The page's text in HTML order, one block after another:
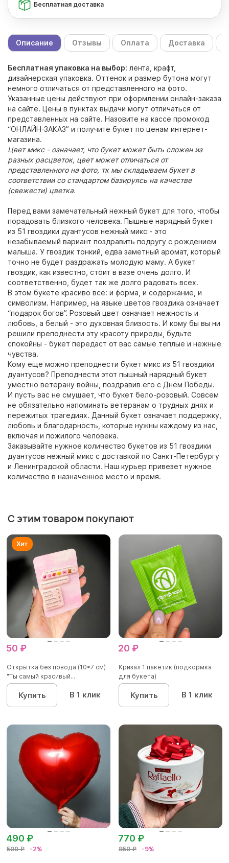
Бесплатная доставка
Описание Отзывы Оплата Доставка
Бесплатная упаковка на выбор: лента, крафт,
дизайнерская упаковка. Оттенок и размер бутона могут
немного отличаться от представленного на фото.
Указанные цены действуют при оформлении онлайн-заказа
на сайте. Цены в пунктах выдачи могут отличаться от
представленных на сайте. Назовите на кассе промокод
“ОНЛАЙН-ЗАКАЗ” и получите букет по ценам интернет-
магазина.
Цвет микс - означает, что букет может быть сложен из
разных расцветок, цвет может отличаться от
представленного на фото, тк мы складываем букет в
соответствии со стандартом базируясь на качестве
(свежести) цветка.
Перед вами замечательный нежный букет для того, чтобы
порадовать близкого человека. Пышные нарядный букет
из 51 гвоздики дуантусов нежный микс - это
незабываемый вариант поздравить подругу с рождением
малыша. У гвоздик тонкий, едва заметный аромат, который
точно не будет раздражать молодую маму. А букет
гвоздик, как известно, стоит в вазе очень долго. И
соответственно, будет так же долго радовать всех.
В этом букете красиво всё: и форма, и содержание, и
символизм. Например, на языке цветов гвоздика означает
“подарок богов”. Розовый цвет означает нежность и
любовь, а белый - это духовная близость. И кому бы вы ни
решили преподнести эту красоту природы, будьте
спокойны - букет передаст от вас самые теплые и нежные
чувства.
Кому еще можно преподнести букет микс из 51 гвоздики
дуантусов? Преподнести этот пышный нарядный букет
уместно ветерану войны, поздравив его с Днём Победы.
И пусть вас не смущает, что букет бело-розовый. Совсем
не обязательно напоминать ветеранам о трудных днях и
пережитых трагедиях. Данный букет означает поддержку,
любовь и благодарность, которые нужны каждому из нас,
включая и пожилого человека.
Заказывайте нужное количество букетов из 51 гвоздики
дуантусов нежный микс с доставкой по Санкт-Петербургу
и Ленинградской области. Наш курьер привезет нужное
количество в назначенное место и время.
С этим товаром покупают
50 ₽
Открытка без повода (10*7 см)
"Ты самый красивый...
Купить В 1 клик
20 ₽
Кризал 1 пакетик (подкормка
для букета)
Купить В 1 клик
500 ₽ -2%
490 ₽
850 ₽ -9%
770 ₽